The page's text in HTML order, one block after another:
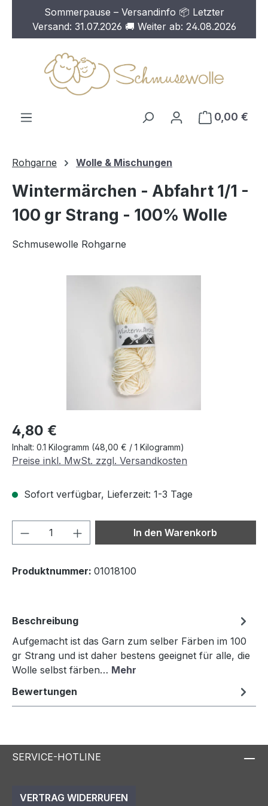
Zum Hauptinhalt springen
Sommerpause – Versandinfo 📦 Letzter
Versand: 31.07.2026 🚚 Weiter ab: 24.08.2026
0,00 €
Rohgarne Wolle & Mischungen
Wintermärchen - Abfahrt 1/1 -
100 gr Strang - 100% Wolle
Schmusewolle Rohgarne
Regulärer Preis:
4,80 €
Inhalt: 0.1 Kilogramm (48,00 € / 1 Kilogramm)
Preise inkl. MwSt. zzgl. Versandkosten
Sofort verfügbar, Lieferzeit: 1-3 Tage
Produkt Anzahl: Gib denIn den Warenkorb
Produktnummer: 01018100
Beschreibung
Aufgemacht ist das Garn zum selber Färben im 100
gr Strang und ist daher bestens geeignet für alle, die
Wolle selbst färben… Mehr
Bewertungen
SERVICE-HOTLINE
VERTRAG WIDERRUFEN